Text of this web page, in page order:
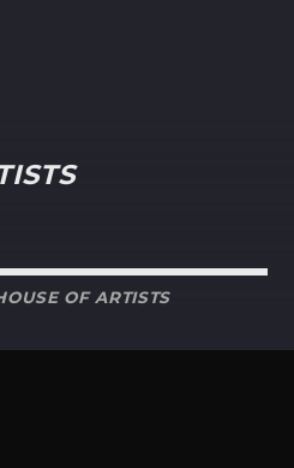
OF ARTISTS